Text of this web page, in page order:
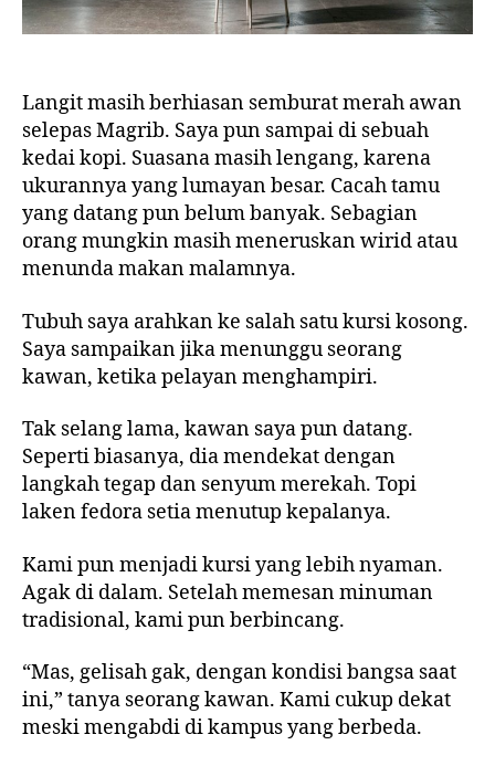
Langit masih berhiasan semburat merah awan
selepas Magrib. Saya pun sampai di sebuah
kedai kopi. Suasana masih lengang, karena
ukurannya yang lumayan besar. Cacah tamu
yang datang pun belum banyak. Sebagian
orang mungkin masih meneruskan wirid atau
menunda makan malamnya.
Tubuh saya arahkan ke salah satu kursi kosong.
Saya sampaikan jika menunggu seorang
kawan, ketika pelayan menghampiri.
Tak selang lama, kawan saya pun datang.
Seperti biasanya, dia mendekat dengan
langkah tegap dan senyum merekah. Topi
laken fedora setia menutup kepalanya.
Kami pun menjadi kursi yang lebih nyaman.
Agak di dalam. Setelah memesan minuman
tradisional, kami pun berbincang.
“Mas, gelisah gak, dengan kondisi bangsa saat
ini,” tanya seorang kawan. Kami cukup dekat
meski mengabdi di kampus yang berbeda.